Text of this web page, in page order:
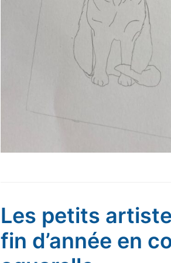
Les petits
fin d’année en